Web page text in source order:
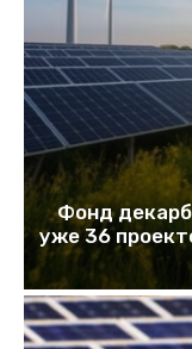
Фонд
уже 36